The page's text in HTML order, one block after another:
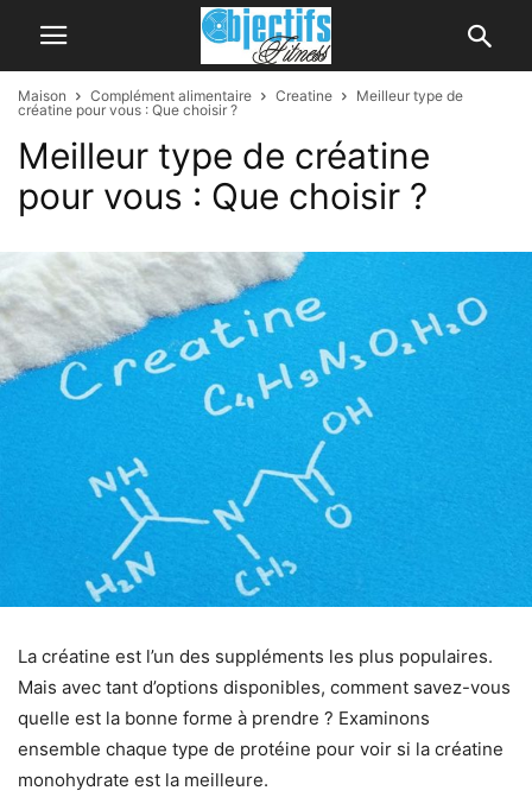
Maison Complément alimentaire Creatine
Meilleur type de
créatine pour vous : Que choisir ?
Meilleur type de créatine
pour vous : Que choisir ?
La créatine est l’un des suppléments les plus populaires.
Mais avec tant d’options disponibles, comment savez-vous
quelle est la bonne forme à prendre ? Examinons
ensemble chaque type de protéine pour voir si la créatine
monohydrate est la meilleure.